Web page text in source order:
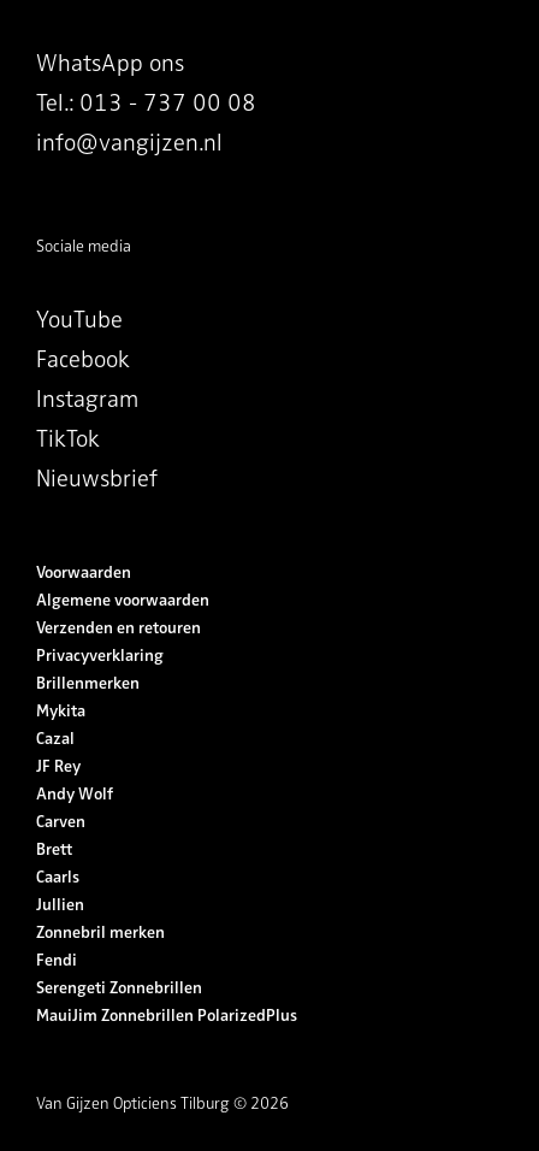
WhatsApp ons
Tel.: 013 - 737 00 08
info@vangijzen.nl
Sociale media
YouTube
Facebook
Instagram
TikTok
Nieuwsbrief
Voorwaarden
Algemene voorwaarden
Verzenden en retouren
Privacyverklaring
Brillenmerken
Mykita
Cazal
JF Rey
Andy Wolf
Carven
Brett
Caarls
Jullien
Zonnebril merken
Fendi
Serengeti Zonnebrillen
MauiJim Zonnebrillen PolarizedPlus
Van Gijzen Opticiens Tilburg © 2026